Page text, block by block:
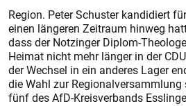
Region. Peter Schuster kandidiert
einen längeren Zeitraum hinweg
dass der Notzinger Diplom-
Heimat nicht mehr länger in der
der Wechsel in ein anderes Lager
die Wahl zur
fünf des AfD-Kreisverbands